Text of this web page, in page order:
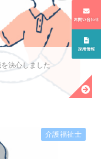
決心しました
介護福祉士